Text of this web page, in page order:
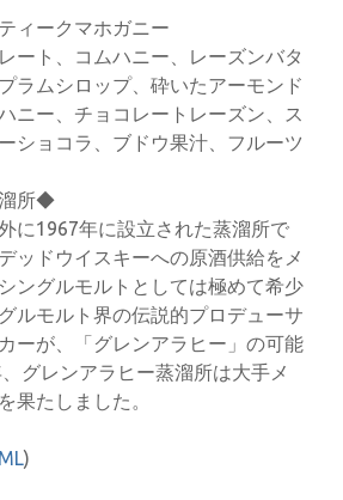
ィークマホガニー
ート、コムハニー、レーズンバタ
ラムシロップ、砕いたアーモンド
ニー、チョコレートレーズン、ス
ショコラ、ブドウ果汁、フルーツ
所◆
に1967年に設立された蒸溜所で
ッドウイスキーへの原酒供給をメ
ングルモルトとしては極めて希少
ルモルト界の伝説的プロデューサ
ーが、「グレンアラヒー」の可能
グレンアラヒー蒸溜所は大手メ
果たしました。
)